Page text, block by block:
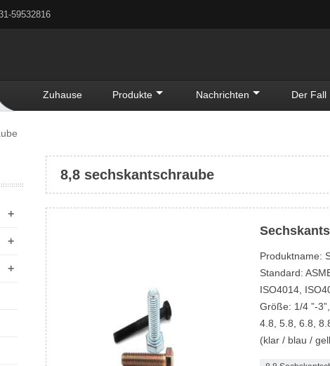
59532816
Zuhause Produkte Nachrichten Der Fall
8,8 sechskantschraube
Produktname:
Standard:
ISO4014,
Größe: 1/4 ”-
4.8, 5.8, 6.8,
(klar / blau /
+
+
+